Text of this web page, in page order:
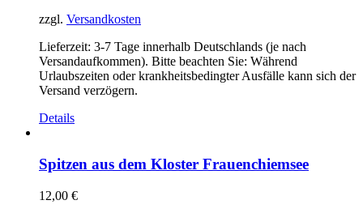
zzgl. Versandkosten
Lieferzeit: 3-7 Tage innerhalb Deutschlands (je nach
Versandaufkommen). Bitte beachten Sie: Während
Urlaubszeiten oder krankheitsbedingter Ausfälle kann sich der
Versand verzögern.
Details
Spitzen aus dem Kloster Frauenchiemsee
12,00 €